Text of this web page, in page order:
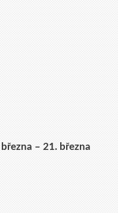
– 21. března